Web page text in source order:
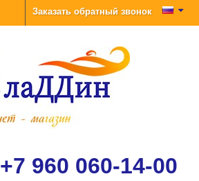
Заказать обратный звонок
+7 960 060-14-00